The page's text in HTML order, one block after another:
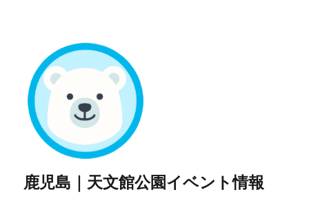
鹿児島｜天文館公園イベント情報